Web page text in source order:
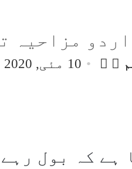
مزاحیہ
Follow
Send10 مئی, 2020
ہے کہ بول